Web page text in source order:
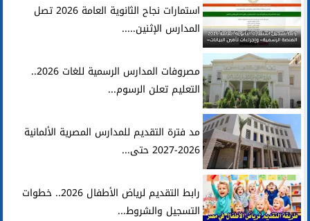
استمارات نجاح الثانوية العامة 2026 تصل
المدارس الإثنين.....
مصروفات المدارس الرسمية للغات 2026..
التعليم تعلن الرسوم...
مد فترة التقديم للمدارس المصرية الألمانية
2026-2027 حتى...
رابط التقديم لرياض الأطفال 2026.. خطوات
التسجيل والشروط...